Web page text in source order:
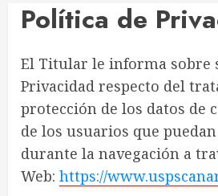
Política de
El Titular le informa sobre
Privacidad respecto del
protección de los datos de
de los usuarios que
durante la navegación a
Web: https://